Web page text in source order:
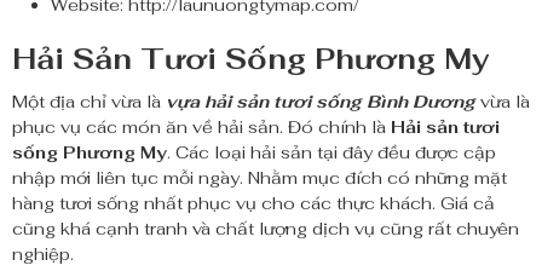
Website: http://launuongtymap.com/
Hải Sản Tươi Sống Phương My
Một địa chỉ vừa là vựa hải sản tươi sống Bình Dươngvừa là
phục vụ các món ăn về hải sản. Đó chính là Hải sản tươi
sống Phương My. Các loại hải sản tại đây đều được cập
nhập mới liên tục mỗi ngày. Nhằm mục đích có những mặt
hàng tươi sống nhất phục vụ cho các thực khách. Giá cả
cũng khá cạnh tranh và chất lượng dịch vụ cũng rất chuyên
nghiệp.